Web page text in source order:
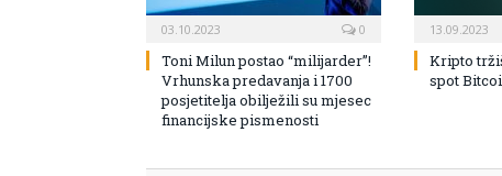
03.10.2023 0
Toni Milun postao “milijarder”!
Vrhunska predavanja i 1700
posjetitelja obilježili su mjesec
financijske pismenosti
13.09.2023
Kripto
spot